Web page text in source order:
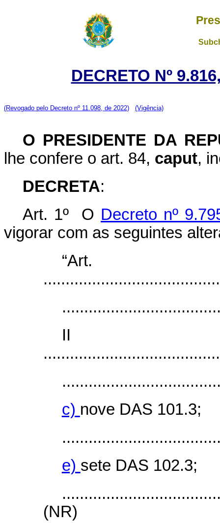
DECRETO Nº
(Revogado pelo Decreto nº 11.098, de 2022) (Vigência)
O PRESIDENTE DA
lhe confere o art. 84, caput,
DECRETA:
Art. 1º O Decreto nº
vigorar com as seguintes
c) nove DAS 101.3;
e) sete DAS 102.3;
(NR)